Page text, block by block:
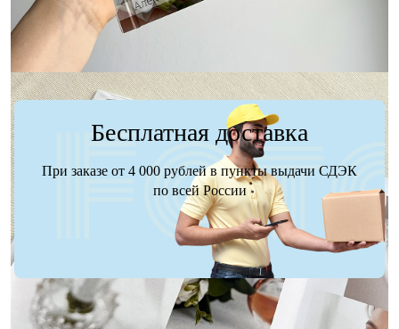
Бесплатная доставка
При заказе от 4 000 рублей в пункты выдачи СДЭК
по всей России